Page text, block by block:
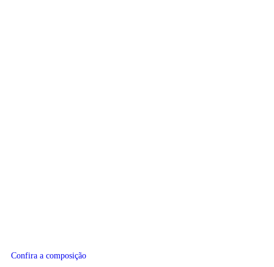
Confira a composição